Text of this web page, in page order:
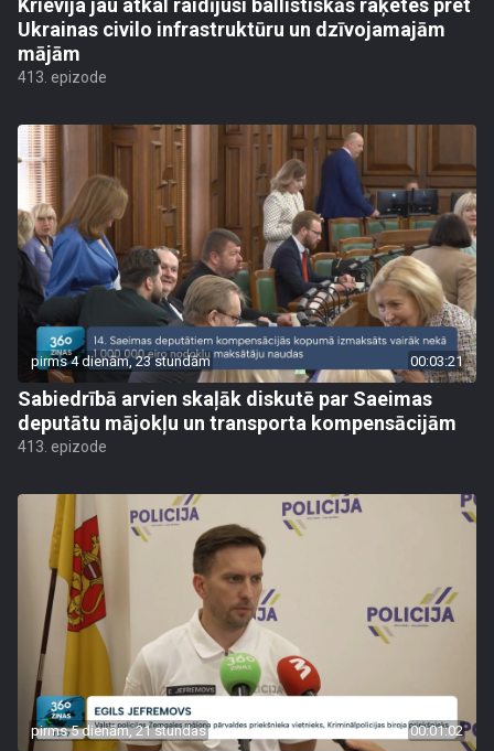
Krievija jau atkal raidījusi ballistiskās raķetes pret
Ukrainas civilo infrastruktūru un dzīvojamajām
mājām
413. epizode
pirms 4 dienām, 23 stundām 00:03:21
Sabiedrībā arvien skaļāk diskutē par Saeimas
deputātu mājokļu un transporta kompensācijām
413. epizode
pirms 5 dienām, 21 stundas 00:01:02